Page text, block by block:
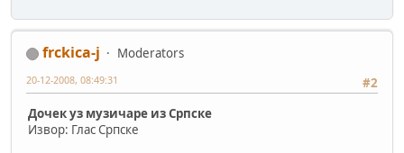
frckica-j
Moderators
#2
20-12-2008, 08:49:31
Дочек уз музичаре из Српске
Извор: Глас Српске